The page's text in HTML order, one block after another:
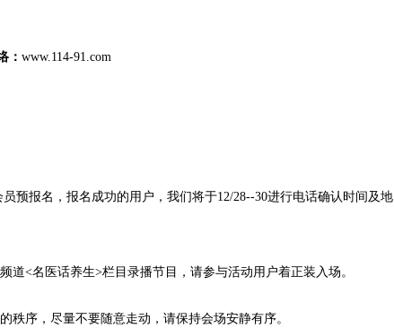
： www.114-91.com
预报名，报名成功的用户，我们将于12/28--30进行电话确认时间及地
<名医话养生>栏目录播节目，请参与活动用户着正装入场。
序，尽量不要随意走动，请保持会场安静有序。